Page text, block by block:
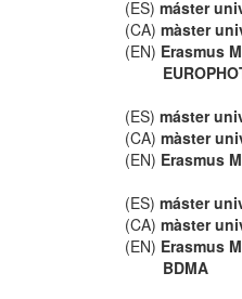
(ES)máster
(CA)màster
(EN) Erasmus
(ES)máster
(CA)màster
(EN) Erasmus
(ES)máster
(CA)màster
(EN) Erasmus
BDMA